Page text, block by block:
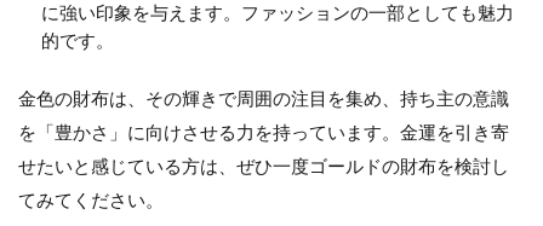
に強い印象を与えます。ファッションの一部としても魅力
的です。
金色の財布は、その輝きで周囲の注目を集め、持ち主の意識
を「豊かさ」に向けさせる力を持っています。金運を引き寄
せたいと感じている方は、ぜひ一度ゴールドの財布を検討し
てみてください。